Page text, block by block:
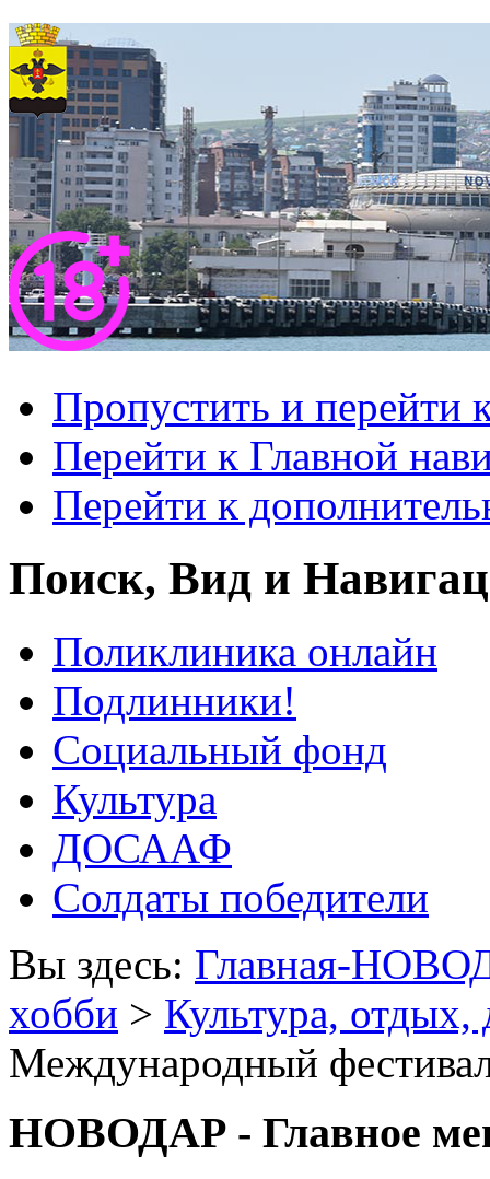
Пропустить и перейти
Перейти к Главной
Перейти к
Поиск, Вид и
Поликлиника онлайн
Подлинники!
Социальный фонд
Культура
ДОСААФ
Солдаты победители
Вы здесь: Главная-
хобби > Культура, отдых,
Международный
НОВОДАР - Главное